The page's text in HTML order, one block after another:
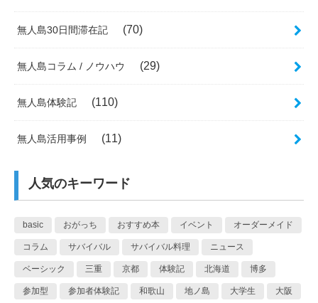
無人島30日間滞在記 (70)
無人島コラム / ノウハウ (29)
無人島体験記 (110)
無人島活用事例 (11)
人気のキーワード
basic おがっち おすすめ本 イベント オーダーメイド
コラム サバイバル サバイバル料理 ニュース
ベーシック 三重 京都 体験記 北海道 博多
参加型 参加者体験記 和歌山 地ノ島 大学生 大阪